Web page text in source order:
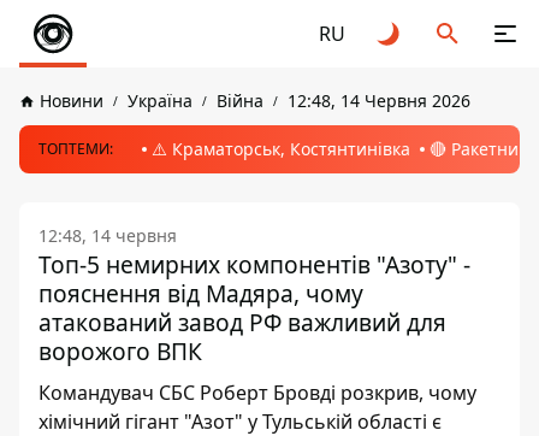
RU
Новини Україна Війна 12:48, 14 Червня 2026
ТОПТЕМИ: ⚠️ Краматорськ, Костянтинівка 🔴 Ракетний
12:48, 14 червня
Топ-5 немирних компонентів "Азоту" -
пояснення від Мадяра, чому
атакований завод РФ важливий для
ворожого ВПК
Командувач СБС Роберт Бровді розкрив, чому
хімічний гігант "Азот" у Тульській області є